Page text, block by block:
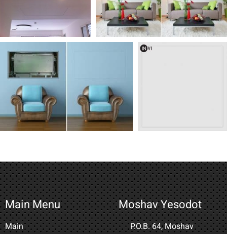
Main Menu
Main
Moshav Yesodot
P.O.B. 64, Moshav